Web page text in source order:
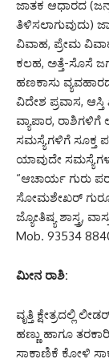
ಜಾತಕ ಆಧಾರದ
ತಿಳಿಸಲಾಗುವುದು)
ವಿವಾಹ, ಪ್ರೇಮ
ಕಲಹ, ಅತ್ತೆ-ಸೊಸೆ
ಹಣಕಾಸು
ವಿದೇಶ ಪ್ರವಾಸ,
ವ್ಯಾಪಾರ, ರಾಶಿಗಳಿಗೆ
ಸಮಸ್ಯೆಗಳಿಗೆ ಸೂಕ್ತ
ಯಾವುದೇ
“ಆಚಾರ್ಯ ಗುರು
ಸೋಮಶೇಖರ್
ಜ್ಯೋತಿಷ್ಯ ಶಾಸ್ತ್ರ,
Mob. 93534
ಮೀನ ರಾಶಿ:
ವೃತ್ತಿ ಕ್ಷೇತ್ರದಲ್ಲಿ
ಹಣ್ಣು ಹಾಗೂ ತರಕಾರಿ
ಸಾಕಾಣಿಕೆ ಕೋಳಿ